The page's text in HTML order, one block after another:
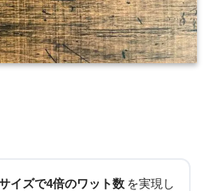
イズで4倍のワット数 を実現し